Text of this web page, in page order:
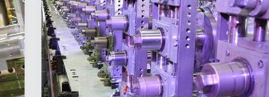
Roll
Forming
e
cosa
può